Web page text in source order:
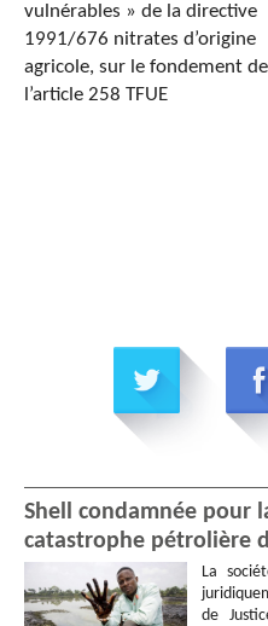
vulnérables » de la directive
1991/676 nitrates d’origine
agricole, sur le fondement de
l’article 258 TFUE
Shell condamnée pour
catastrophe pétrolière
La
de